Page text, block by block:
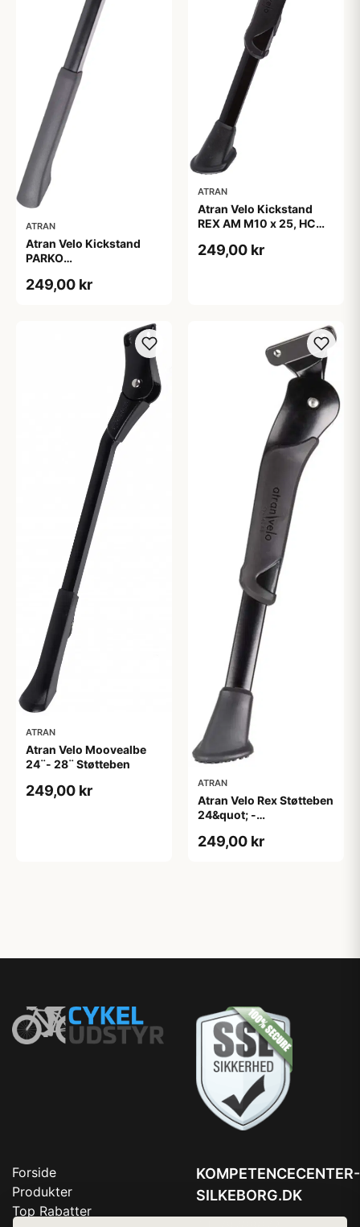
ATRAN
Atran Velo Kickstand
PARKO
Black Støtteben
249,00 kr
ATRAN
Atran Velo Kickstand
REX AM M10 x 25, HC
Black Støtteben
249,00 kr
ATRAN
Atran Velo Moovealbe
24¨- 28¨ Støtteben
249,00 kr ATRAN
Atran Velo Rex Støtteben
24&quot; -
Bagstelsmonteriing -
249,00 kr
Forside
Produkter
Top Rabatter
KOMPETENCECENTER-
SILKEBORG.DK